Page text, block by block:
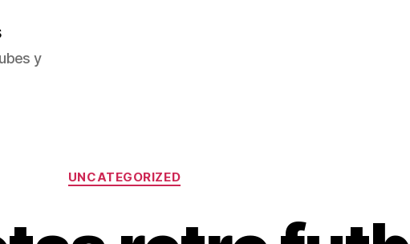
y
Categorías
UNCATEGORIZED